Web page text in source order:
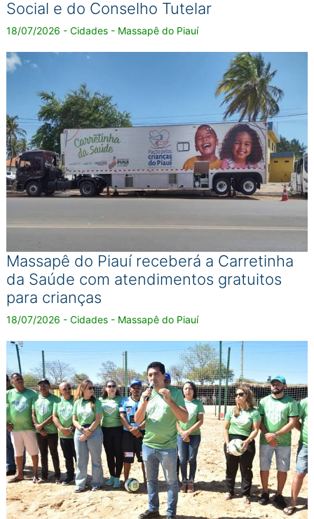
Social e do Conselho Tutelar
18/07/2026 - Cidades - Massapê do Piauí
Massapê do Piauí receberá a Carretinha
da Saúde com atendimentos gratuitos
para crianças
18/07/2026 - Cidades - Massapê do Piauí